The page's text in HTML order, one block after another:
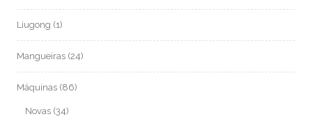
Liugong (1)
Mangueiras (24)
Máquinas (86)
Novas (34)